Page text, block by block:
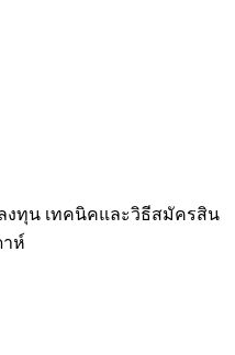
งทุน เทคนิคและวิธีสมัครสิน
ห์